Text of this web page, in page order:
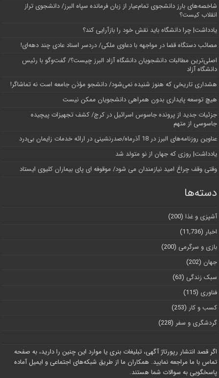
شاخصه‌های بارز دانشجوی تمام‌عیار از زبان فرمانده سپاه البرز/ دانشجوی تراز
انقلاب کیست؟
یادداشت| چرا دانشگاه باید نقش خود را بازآرایی کند؟
مصائب دستگاه قضا در مواجهه با دعاوی ملکی/ دردسر اسناد عادی چند‌ دهه‌ای!
اصلی‌ترین مطالبات دانشجویان دانشگاه آزاد البرز چیست؟/ گفت‌وگو با رئیس
دانشگاه آز‌اد
هشداری تاریخی که هنوز شنیده نمی‌شود/ دانشجو مؤذن جامعه است نه تماشاگر!
هیچ توسعه پایداری بدون همراهی دانشجویان ممکن نیست
جزئیات جدید از پرونده جاسوس اسرائیل در کرج/‌ کشف تجهیزات پیچیده
جاسوسی از متهم
عناوین روزنامه‌های البرز در ‌18 آذرماه/صدرنشینی در ارائه خدمات زایمان بی‌درد
یادداشت| روزی که جهان از نو متولد شد
وقتی وقف چراغ امید نیازمندان می شود/ موقوفه ای پای بیماران کلیوی ایستاد
دسته‌ها
آشپزی و غذا (200)
اخبار (11,736)
بازی و سرگرمی (200)
جهان (202)
سبک زندگی (63)
فناوری (115)
کسب و کار (253)
گردشگری و سفر (228)
اگر قصد انتشار رپورتاژ آگهی، تبلیغات بنری یا موارد این چنین را دارید، به صفحه
تماس با ما مراجعه نمایید. همکاران ما از طریق شبکه‌های اجتماعی و ایمیل آماده
پاسخگویی به سوالات شما هستند.